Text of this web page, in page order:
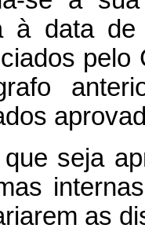
à data
pelo
seja
as